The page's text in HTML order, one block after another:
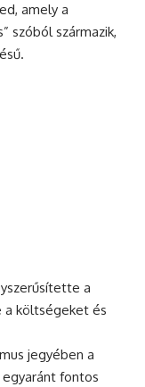
amely a
szóból származik,
a
a költségeket és
jegyében a
fontos